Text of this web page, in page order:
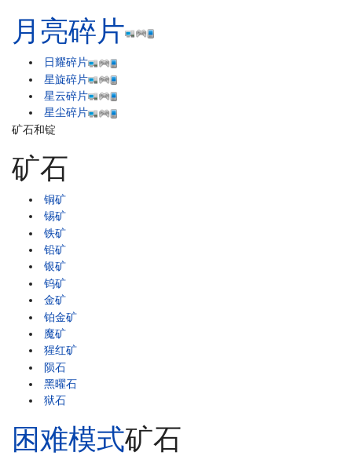
月亮碎片
日耀碎片
星旋碎片
星云碎片
星尘碎片
矿石和锭
矿石
铜矿
锡矿
铁矿
铅矿
银矿
钨矿
金矿
铂金矿
魔矿
猩红矿
陨石
黑曜石
狱石
困难模式矿石